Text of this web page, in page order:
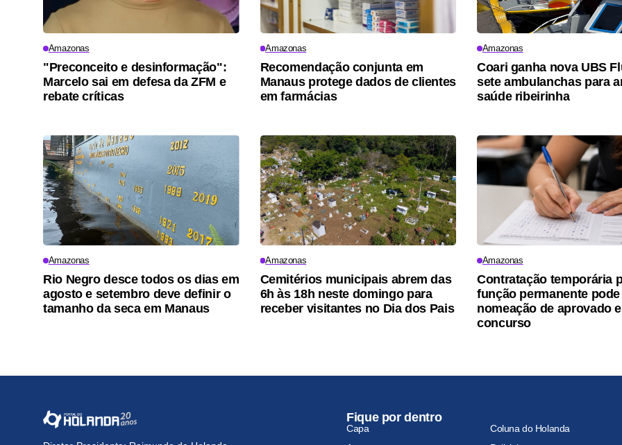
Amazonas
"Preconceito e desinformação":
Marcelo sai em defesa da ZFM e
rebate críticas
Amazonas
Recomendação conjunta em
Manaus protege dados de clientes
em farmácias
Amazonas
Coari ganha nova UBS
sete ambulanchas para
saúde ribeirinha
Amazonas
Rio Negro desce todos os dias em
agosto e setembro deve definir o
tamanho da seca em Manaus
Amazonas
Cemitérios municipais abrem das
6h às 18h neste domingo para
receber visitantes no Dia dos Pais
Amazonas
Contratação temporária
função permanente
nomeação de aprovado
concurso
Fique por dentro
Capa
Coluna do Holanda